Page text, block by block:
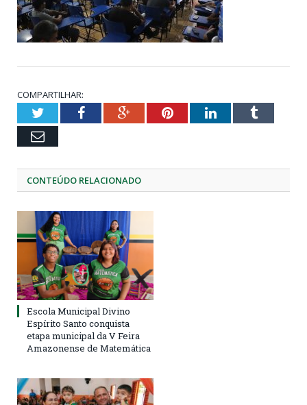
COMPARTILHAR:
TwitterFacebookGoogle+PinterestLinkedInTumblr
Email
CONTEÚDO RELACIONADO
Escola Municipal Divino
Espírito Santo conquista
etapa municipal da V Feira
Amazonense de Matemática